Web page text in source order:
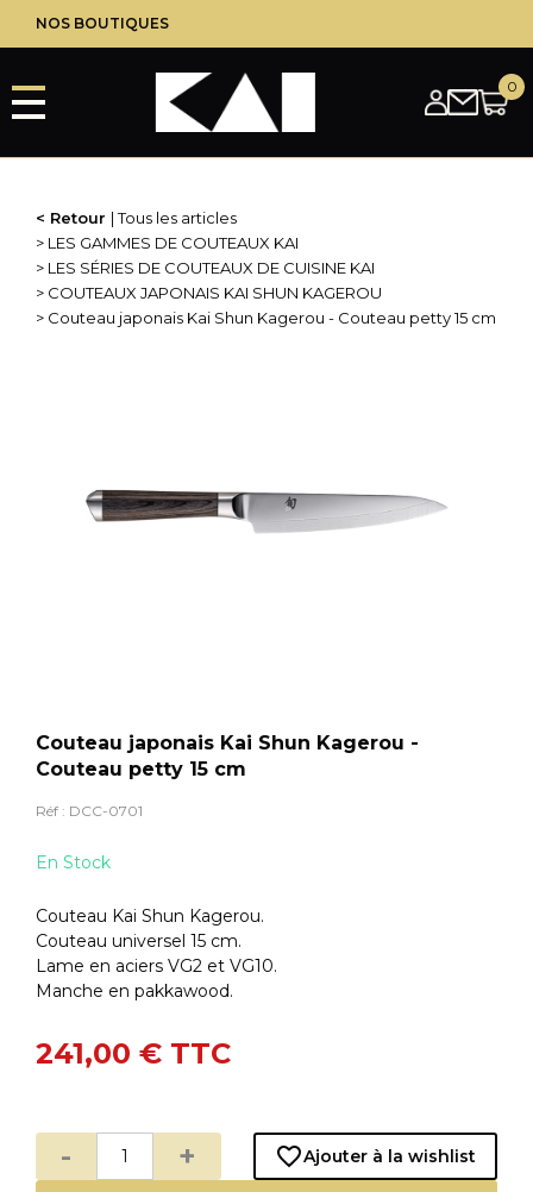
principal
NOS BOUTIQUES
Retour
Tous les articles
LES GAMMES DE COUTEAUX KAI
LES SÉRIES DE COUTEAUX DE CUISINE KAI
COUTEAUX JAPONAIS KAI SHUN KAGEROU
Couteau japonais Kai Shun Kagerou - Couteau petty 15 cm
Couteau japonais Kai Shun Kagerou -
Couteau petty 15 cm
Réf : DCC-0701
En Stock
Couteau Kai Shun Kagerou.
Couteau universel 15 cm.
Lame en aciers VG2 et VG10.
Manche en pakkawood.
241,00 € TTC
- + Ajouter à la wishlist